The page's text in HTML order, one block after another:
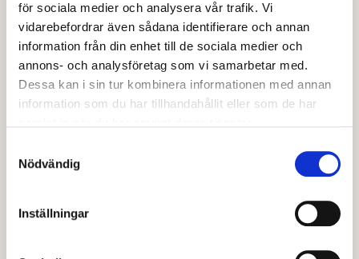
för sociala medier och analysera vår trafik. Vi
vidarebefordrar även sådana identifierare och annan
information från din enhet till de sociala medier och
annons- och analysföretag som vi samarbetar med.
Dessa kan i sin tur kombinera informationen med annan
information som du har tillhandahållit eller som de har
Nödvändig
Inställningar
Läs mer om förra årets konferens som hade
tematBasindustrin - en förutsättning för svensk
välfärd.
Första Avestasamtalen anordnades redan 2013 och
2015 stod energipolitiken i fokus och vad den innebär
infrastrukturens betydelse för basindustrin.
2018 handlade konferensen om